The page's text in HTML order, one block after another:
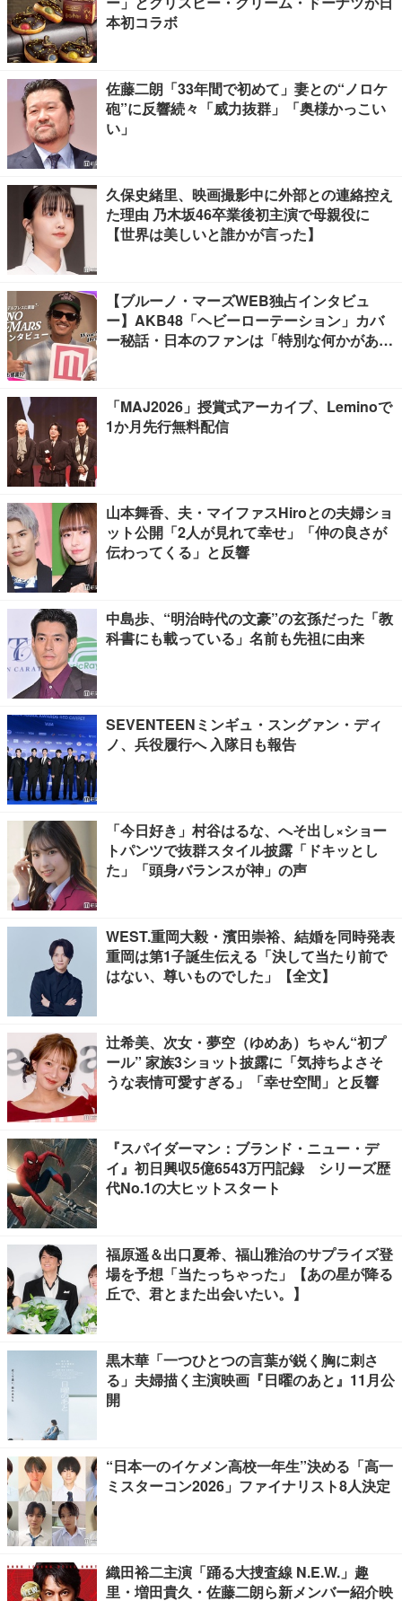
本初コラボ
佐藤二朗「33年間で初めて」妻との“ノロケ
砲”に反響続々「威力抜群」「奥様かっこい
い」
久保史緒里、映画撮影中に外部との連絡控え
た理由 乃木坂46卒業後初主演で母親役に
【世界は美しいと誰かが言った】
【ブルーノ・マーズWEB独占インタビュ
ー】AKB48「ヘビーローテーション」カバ
ー秘話・日本のファンは「特別な何かがあ
「MAJ2026」授賞式アーカイブ、Leminoで
1か月先行無料配信
山本舞香、夫・マイファスHiroとの夫婦ショ
ット公開「2人が見れて幸せ」「仲の良さが
伝わってくる」と反響
中島歩、“明治時代の文豪”の玄孫だった「教
科書にも載っている」名前も先祖に由来
SEVENTEENミンギュ・スングァン・ディ
ノ、兵役履行へ 入隊日も報告
「今日好き」村谷はるな、へそ出し×ショー
トパンツで抜群スタイル披露「ドキッとし
た」「頭身バランスが神」の声
WEST.重岡大毅・濱田崇裕、結婚を同時発表
重岡は第1子誕生伝える「決して当たり前で
はない、尊いものでした」【全文】
辻希美、次女・夢空（ゆめあ）ちゃん“初プ
ール” 家族3ショット披露に「気持ちよさそ
うな表情可愛すぎる」「幸せ空間」と反響
『スパイダーマン：ブランド・ニュー・デ
イ』初日興収5億6543万円記録 シリーズ歴
代No.1の大ヒットスタート
福原遥＆出口夏希、福山雅治のサプライズ登
場を予想「当たっちゃった」【あの星が降る
丘で、君とまた出会いたい。】
黒木華「一つひとつの言葉が鋭く胸に刺さ
る」夫婦描く主演映画『日曜のあと』11月公
開
“日本一のイケメン高校一年生”決める「高一
ミスターコン2026」ファイナリスト8人決定
織田裕二主演「踊る大捜査線 N.E.W.」趣
里・増田貴久・佐藤二朗ら新メンバー紹介映